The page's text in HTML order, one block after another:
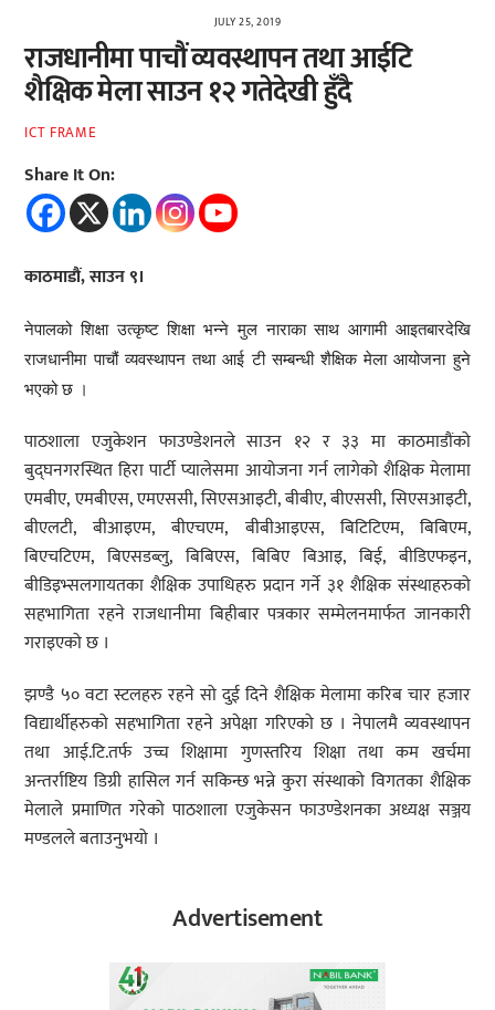
JULY 25, 2019
राजधानीमा पाचौं व्यवस्थापन तथा आईटि
शैक्षिक मेला साउन १२ गतेदेखी हुँदै
ICT FRAME
Share It On:
काठमाडौं, साउन ९।
नेपालको शिक्षा उत्कृष्ट शिक्षा भन्ने मुल नाराका साथ आगामी आइतबारदेखि
राजधानीमा पाचौं व्यवस्थापन तथा आई टी सम्बन्धी शैक्षिक मेला आयोजना हुने
भएको छ ।
पाठशाला एजुकेशन फाउण्डेशनले साउन १२ र ३३ मा काठमाडौंको
बुद्घनगरस्थित हिरा पार्टी प्यालेसमा आयोजना गर्न लागेको शैक्षिक मेलामा
एमबीए, एमबीएस, एमएससी, सिएसआइटी, बीबीए, बीएससी, सिएसआइटी,
बीएलटी, बीआइएम, बीएचएम, बीबीआइएस, बिटिटिएम, बिबिएम,
बिएचटिएम, बिएसडब्लु, बिबिएस, बिबिए बिआइ, बिई, बीडिएफइन,
बीडिइभ्सलगायतका शैक्षिक उपाधिहरु प्रदान गर्ने ३१ शैक्षिक संस्थाहरुको
सहभागिता रहने राजधानीमा बिहीबार पत्रकार सम्मेलनमार्फत जानकारी
गराइएको छ ।
झण्डै ५० वटा स्टलहरु रहने सो दुई दिने शैक्षिक मेलामा करिब चार हजार
विद्यार्थीहरुको सहभागिता रहने अपेक्षा गरिएको छ । नेपालमै व्यवस्थापन
तथा आई.टि.तर्फ उच्च शिक्षामा गुणस्तरिय शिक्षा तथा कम खर्चमा
अन्तर्राष्टिय डिग्री हासिल गर्न सकिन्छ भन्ने कुरा संस्थाको विगतका शैक्षिक
मेलाले प्रमाणित गरेको पाठशाला एजुकेसन फाउण्डेशनका अध्यक्ष सञ्जय
मण्डलले बताउनुभयो ।
Advertisement